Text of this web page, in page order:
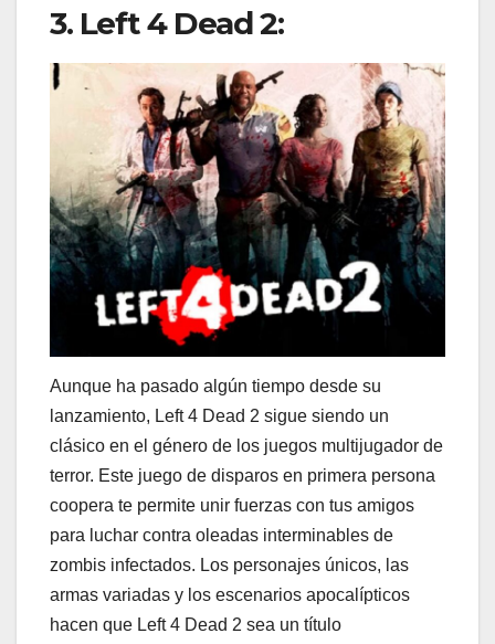
3. Left 4 Dead 2:
Aunque ha pasado algún tiempo desde su
lanzamiento, Left 4 Dead 2 sigue siendo un
clásico en el género de los juegos multijugador de
terror. Este juego de disparos en primera persona
coopera te permite unir fuerzas con tus amigos
para luchar contra oleadas interminables de
zombis infectados. Los personajes únicos, las
armas variadas y los escenarios apocalípticos
hacen que Left 4 Dead 2 sea un título